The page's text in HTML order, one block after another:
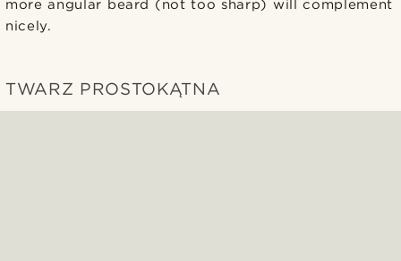
more angular beard (not too sharp) will complement
nicely.
TWARZ PROSTOKĄTNA